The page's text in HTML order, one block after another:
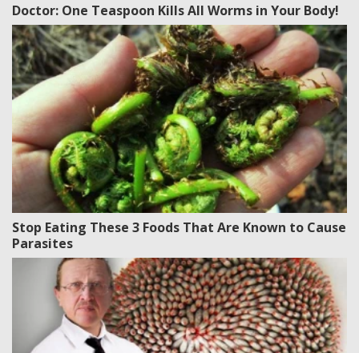
Doctor: One Teaspoon Kills All Worms in Your Body!
Stop Eating These 3 Foods That Are Known to Cause
Parasites